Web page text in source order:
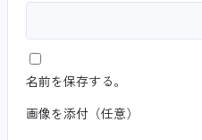
名前を保存する。
画像を添付（任意）